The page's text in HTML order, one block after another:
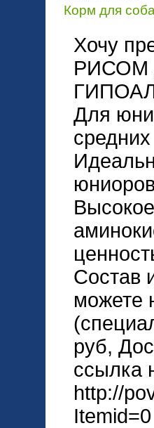
Корм для
Хочу
РИСОМ
Для
Состав
можете
руб,
ссылка
http://
Itemid=0